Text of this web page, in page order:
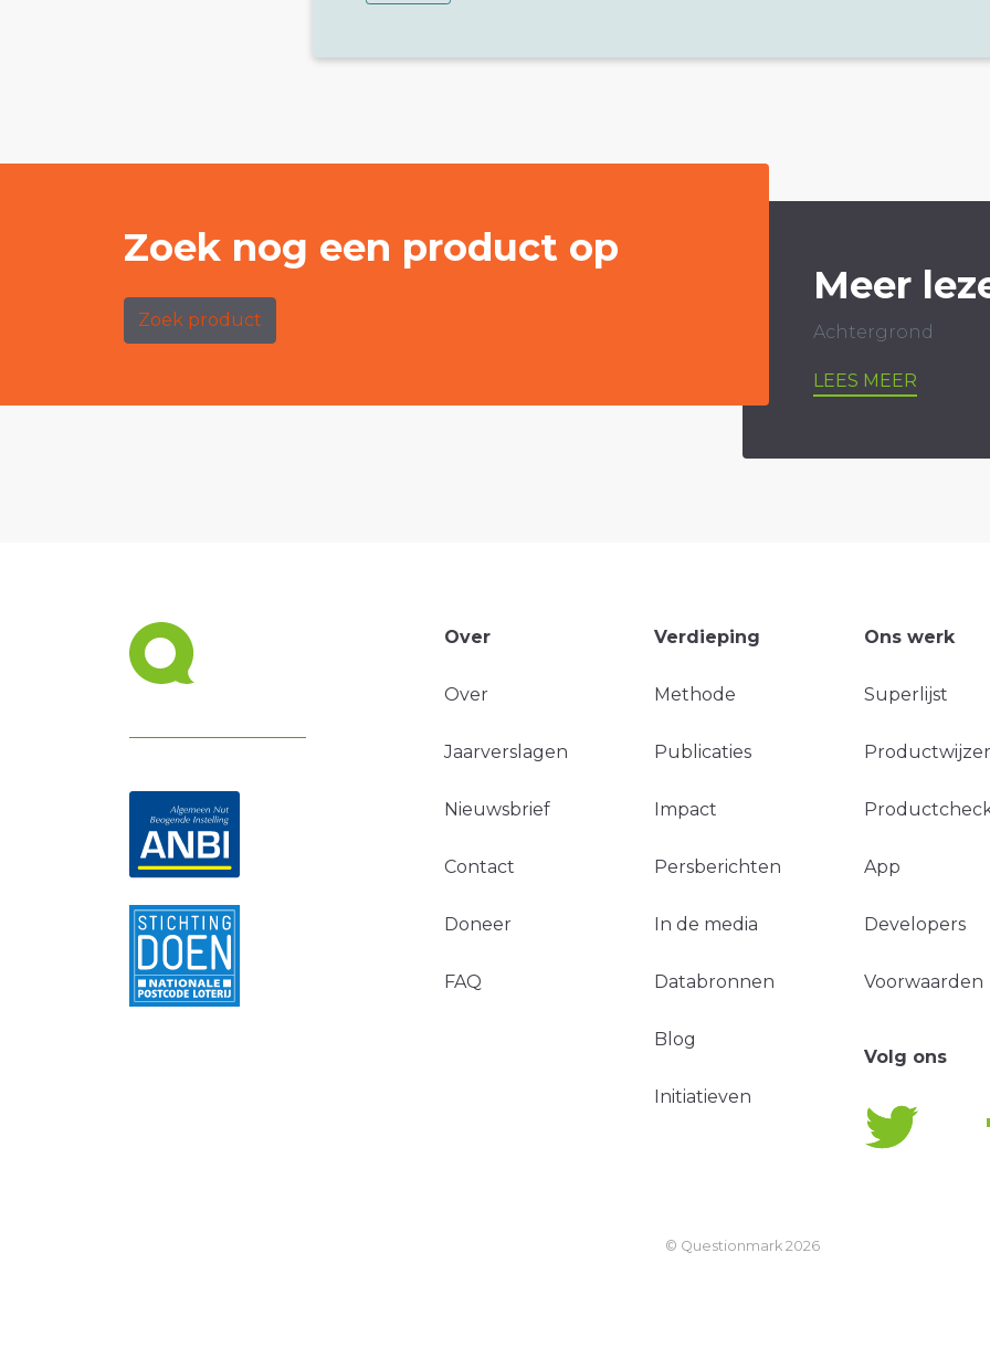
Zoek nog een product op
Zoek product
Meer
Achtergrond
LEES MEER
Over
Over
Jaarverslagen
Nieuwsbrief
Contact
Doneer
FAQ
Verdieping
Methode
Publicaties
Impact
Persberichten
In de media
Databronnen
Blog
Initiatieven
Ons werk
Superlijst
App
Developers
Voorwaarden
Volg ons
© Questionmark 2026